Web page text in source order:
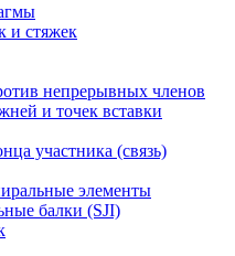
и стяжек
непрерывных членов
и точек вставки
участника (связь)
элементы
балки (SJI)